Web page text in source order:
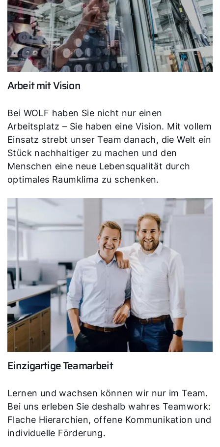
Arbeit mit Vision
Bei WOLF haben Sie nicht nur einen
Arbeitsplatz – Sie haben eine Vision. Mit vollem
Einsatz strebt unser Team danach, die Welt ein
Stück nachhaltiger zu machen und den
Menschen eine neue Lebensqualität durch
optimales Raumklima zu schenken.
Einzigartige Teamarbeit
Lernen und wachsen können wir nur im Team.
Bei uns erleben Sie deshalb wahres Teamwork:
Flache Hierarchien, offene Kommunikation und
individuelle Förderung.